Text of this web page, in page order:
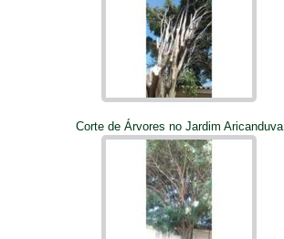
Corte de Árvores no Jardim Aricanduva